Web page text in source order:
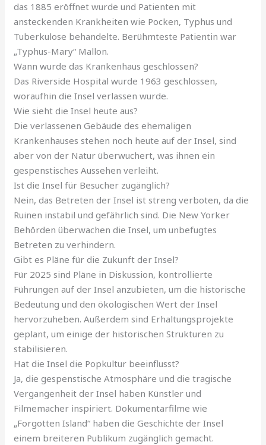
das 1885 eröffnet wurde und Patienten mit
ansteckenden Krankheiten wie Pocken, Typhus und
Tuberkulose behandelte. Berühmteste Patientin war
„Typhus-Mary“ Mallon.
Wann wurde das Krankenhaus geschlossen?
Das Riverside Hospital wurde 1963 geschlossen,
woraufhin die Insel verlassen wurde.
Wie sieht die Insel heute aus?
Die verlassenen Gebäude des ehemaligen
Krankenhauses stehen noch heute auf der Insel, sind
aber von der Natur überwuchert, was ihnen ein
gespenstisches Aussehen verleiht.
Ist die Insel für Besucher zugänglich?
Nein, das Betreten der Insel ist streng verboten, da die
Ruinen instabil und gefährlich sind. Die New Yorker
Behörden überwachen die Insel, um unbefugtes
Betreten zu verhindern.
Gibt es Pläne für die Zukunft der Insel?
Für 2025 sind Pläne in Diskussion, kontrollierte
Führungen auf der Insel anzubieten, um die historische
Bedeutung und den ökologischen Wert der Insel
hervorzuheben. Außerdem sind Erhaltungsprojekte
geplant, um einige der historischen Strukturen zu
stabilisieren.
Hat die Insel die Popkultur beeinflusst?
Ja, die gespenstische Atmosphäre und die tragische
Vergangenheit der Insel haben Künstler und
Filmemacher inspiriert. Dokumentarfilme wie
„Forgotten Island“ haben die Geschichte der Insel
einem breiteren Publikum zugänglich gemacht.